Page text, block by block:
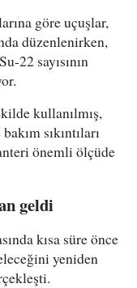
göre uçuşlar,
düzenlenirken,
22 sayısının
kullanılmış,
sıkıntıları
önemli ölçüde
geldi
kısa süre önce
yeniden